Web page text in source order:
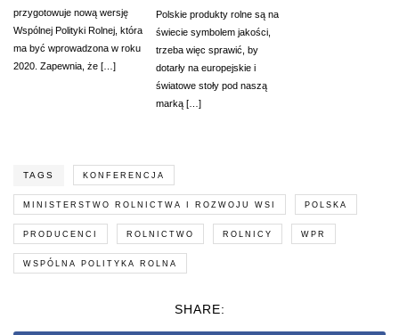
przygotowuje nową wersję
Wspólnej Polityki Rolnej, która
ma być wprowadzona w roku
2020. Zapewnia, że […]
Polskie produkty rolne są na
świecie symbolem jakości,
trzeba więc sprawić, by
dotarły na europejskie i
światowe stoły pod naszą
marką […]
TAGS KONFERENCJA
MINISTERSTWO ROLNICTWA I ROZWOJU WSI POLSKA
PRODUCENCI ROLNICTWO ROLNICY WPR
WSPÓLNA POLITYKA ROLNA
SHARE: